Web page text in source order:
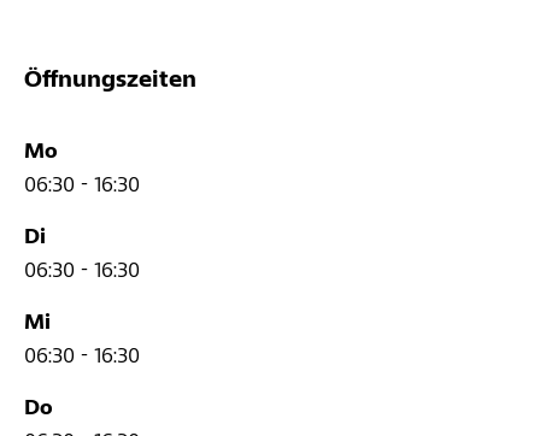
Öffnungszeiten
Mo
06:30 - 16:30
Di
06:30 - 16:30
Mi
06:30 - 16:30
Do